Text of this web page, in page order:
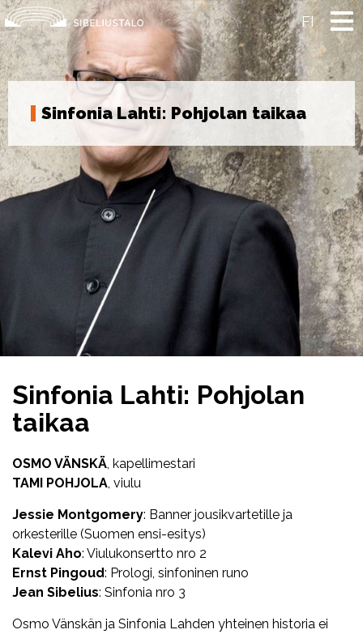
Skip
to
content
FI
Sinfonia Lahti: Pohjolan taikaa
Sinfonia Lahti: Pohjolan
taikaa
OSMO VÄNSKÄ, kapellimestari
TAMI POHJOLA, viulu
Jessie Montgomery: Banner jousikvartetille ja
orkesterille (Suomen ensi-esitys)
Kalevi Aho: Viulukonsertto nro 2
Ernst Pingoud: Prologi, sinfoninen runo
Jean Sibelius: Sinfonia nro 3
Osmo Vänskän ja Sinfonia Lahden yhteinen historia ei